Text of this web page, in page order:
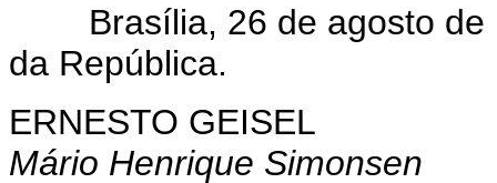
Brasília, 26 de agosto de
da República.
ERNESTO GEISEL
Mário Henrique Simonsen